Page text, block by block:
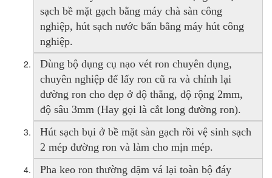
sạch bề mặt gạch bằng máy chà sàn công
nghiệp, hút sạch nước bẩn bằng máy hút công
nghiệp.
Dùng bộ dụng cụ nạo vét ron chuyên dụng,
chuyên nghiệp để lấy ron cũ ra và chỉnh lại
đường ron cho đẹp ở độ thẳng, độ rộng 2mm,
độ sâu 3mm (Hay gọi là cắt long đường ron).
Hút sạch bụi ở bề mặt sàn gạch rồi vệ sinh sạch
2 mép đường ron và làm cho mịn mép.
Pha keo ron thường dặm vá lại toàn bộ đáy